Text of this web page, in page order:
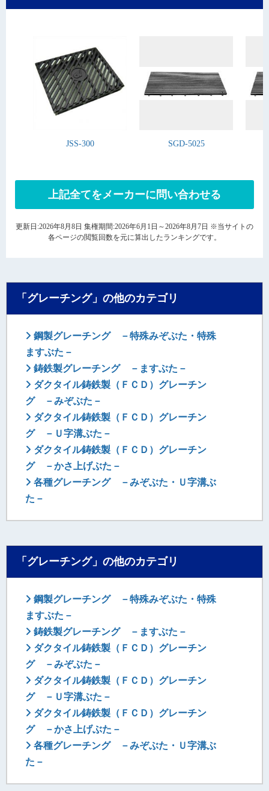
JSS-300 SGD-5025
上記全てをメーカーに問い合わせる
更新日:2026年8月8日 集権期間:2026年6月1日～2026年8月7日 ※当サイトの
各ページの閲覧回数を元に算出したランキングです。
「グレーチング」の他のカテゴリ
鋼製グレーチング －特殊みぞぶた・特殊
ますぶた－
鋳鉄製グレーチング －ますぶた－
ダクタイル鋳鉄製（ＦＣＤ）グレーチン
グ －みぞぶた－
ダクタイル鋳鉄製（ＦＣＤ）グレーチン
グ －Ｕ字溝ぶた－
ダクタイル鋳鉄製（ＦＣＤ）グレーチン
グ －かさ上げぶた－
各種グレーチング －みぞぶた・Ｕ字溝ぶ
た－
「グレーチング」の他のカテゴリ
鋼製グレーチング －特殊みぞぶた・特殊
ますぶた－
鋳鉄製グレーチング －ますぶた－
ダクタイル鋳鉄製（ＦＣＤ）グレーチン
グ －みぞぶた－
ダクタイル鋳鉄製（ＦＣＤ）グレーチン
グ －Ｕ字溝ぶた－
ダクタイル鋳鉄製（ＦＣＤ）グレーチン
グ －かさ上げぶた－
各種グレーチング －みぞぶた・Ｕ字溝ぶ
た－